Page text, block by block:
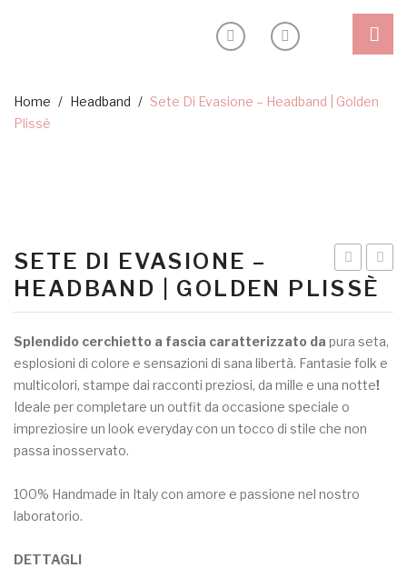
Shop
About
Home / Headband / Sete Di Evasione – Headband | Golden
Plissè
–
mod.
Venezia
–
yellow
|
–
mod.
–
SETE DI EVASIONE –
HEADBAND | GOLDEN PLISSÈ
Splendido cerchietto a fascia caratterizzato da pura seta,
esplosioni di colore e sensazioni di sana libertà. Fantasie folk e
multicolori, stampe dai racconti preziosi, da mille e una notte!
Ideale per completare un outfit da occasione speciale o
impreziosire un look everyday con un tocco di stile che non
passa inosservato.
100% Handmade in Italy con amore e passione nel nostro
laboratorio.
DETTAGLI